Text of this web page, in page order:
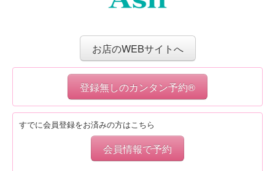
お店のWEBサイトへ
登録無しのカンタン予約®
すでに会員登録をお済みの方はこちら
会員情報で予約